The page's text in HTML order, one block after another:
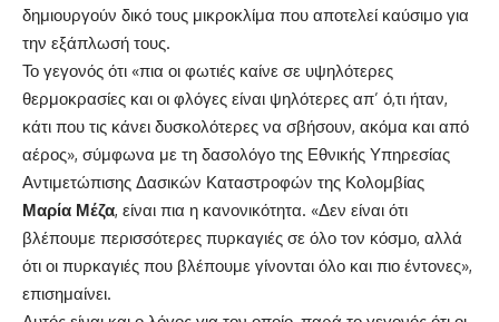
δημιουργούν δικό τους μικροκλίμα που αποτελεί καύσιμο για
την εξάπλωσή τους.
Το γεγονός ότι «πια οι φωτιές καίνε σε υψηλότερες
θερμοκρασίες και οι φλόγες είναι ψηλότερες απ’ ό,τι ήταν,
κάτι που τις κάνει δυσκολότερες να σβήσουν, ακόμα και από
αέρος», σύμφωνα με τη δασολόγο της Εθνικής Υπηρεσίας
Αντιμετώπισης Δασικών Καταστροφών της Κολομβίας
Μαρία Μέζα, είναι πια η κανονικότητα. «Δεν είναι ότι
βλέπουμε περισσότερες πυρκαγιές σε όλο τον κόσμο, αλλά
ότι οι πυρκαγιές που βλέπουμε γίνονται όλο και πιο έντονες»,
επισημαίνει.